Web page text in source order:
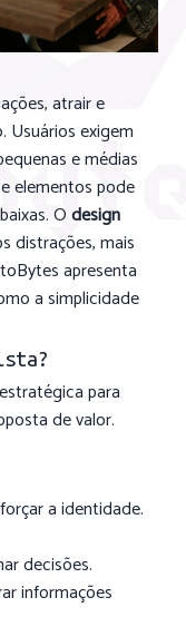
atrair e
Usuários exigem
e médias
elementos pode
Odesign
distrações, mais
apresenta
a simplicidade
para
de valor.
a identidade.
decisões.
informações